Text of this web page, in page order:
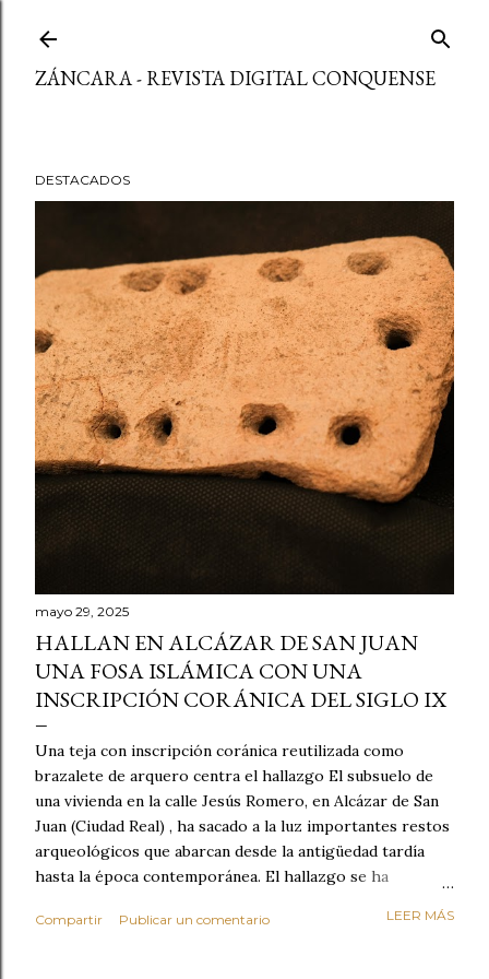
ZÁNCARA - REVISTA DIGITAL CONQUENSE
DESTACADOS
mayo 29, 2025
HALLAN EN ALCÁZAR DE SAN JUAN
UNA FOSA ISLÁMICA CON UNA
INSCRIPCIÓN CORÁNICA DEL SIGLO IX
Una teja con inscripción coránica reutilizada como
brazalete de arquero centra el hallazgo El subsuelo de
una vivienda en la calle Jesús Romero, en Alcázar de San
Juan (Ciudad Real) , ha sacado a la luz importantes restos
arqueológicos que abarcan desde la antigüedad tardía
hasta la época contemporánea. El hallazgo se ha
con motivo de la construcción de un nuevo sótano en el
Compartir Publicar un comentario LEER MÁS